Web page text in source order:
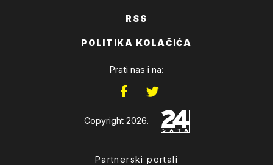
RSS
POLITIKA KOLAČIĆA
Prati nas i na:
Copyright 2026.
Partnerski portali